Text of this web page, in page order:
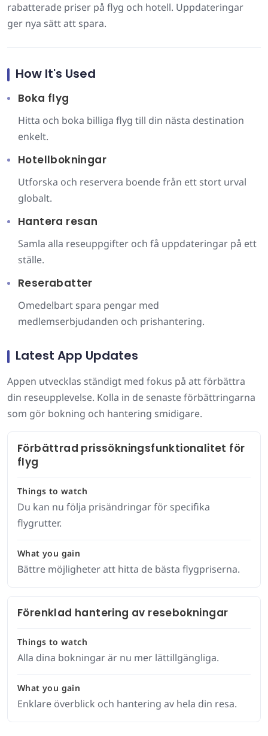
rabatterade priser på flyg och hotell. Uppdateringar
ger nya sätt att spara.
How It's Used
Boka flyg
Hitta och boka billiga flyg till din nästa destination
enkelt.
Hotellbokningar
Utforska och reservera boende från ett stort urval
globalt.
Hantera resan
Samla alla reseuppgifter och få uppdateringar på ett
ställe.
Reserabatter
Omedelbart spara pengar med
medlemserbjudanden och prishantering.
Latest App Updates
Appen utvecklas ständigt med fokus på att förbättra
din reseupplevelse. Kolla in de senaste förbättringarna
som gör bokning och hantering smidigare.
Förbättrad prissökningsfunktionalitet för
flyg
Things to watch
Du kan nu följa prisändringar för specifika
flygrutter.
What you gain
Bättre möjligheter att hitta de bästa flygpriserna.
Förenklad hantering av resebokningar
Things to watch
Alla dina bokningar är nu mer lättillgängliga.
What you gain
Enklare överblick och hantering av hela din resa.